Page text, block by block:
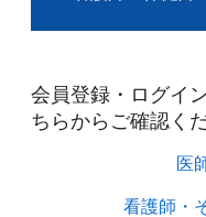
会員登録・ログイ
ちらからご確認くだ
医
看護師・